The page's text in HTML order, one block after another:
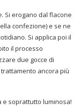
Si erogano dal flacone
confezione) e se ne
Si applica poi il
il processo
due gocce di
ancora più
e soprattutto luminosa!